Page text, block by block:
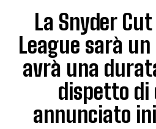
La Snyder
League sarà
avrà una
dispetto di
annunciato